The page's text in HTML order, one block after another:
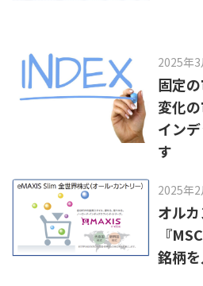
2025年3
固定
変化
イン
す
2025年
オル
『
銘柄